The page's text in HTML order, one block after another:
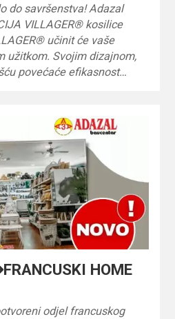
do savršenstva! Adazal
VILLAGER® kosilice
učinit će vaše
užitkom. Svojim dizajnom,
povećaće efikasnost…
HOME
odjel francuskog